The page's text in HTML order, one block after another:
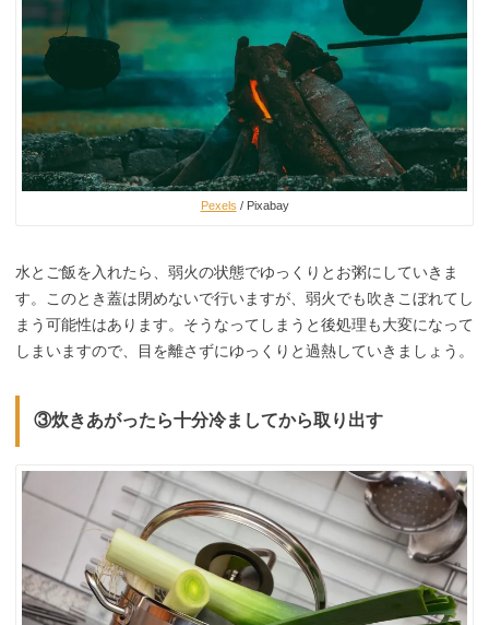
Pexels / Pixabay
水とご飯を入れたら、弱火の状態でゆっくりとお粥にしていきま
す。このとき蓋は閉めないで行いますが、弱火でも吹きこぼれてし
まう可能性はあります。そうなってしまうと後処理も大変になって
しまいますので、目を離さずにゆっくりと過熱していきましょう。
③炊きあがったら十分冷ましてから取り出す